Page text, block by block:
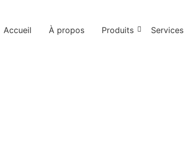
Accueil À propos Produits Services